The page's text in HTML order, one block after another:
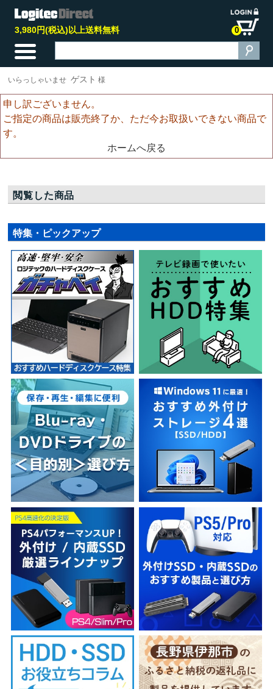
3,980円(税込)以上送料無料 0
いらっしゃいませ ゲスト 様
申し訳ございません。
ご指定の商品は販売終了か、ただ今お取扱いできない商品で
す。
ホームへ戻る
閲覧した商品
特集・ピックアップ